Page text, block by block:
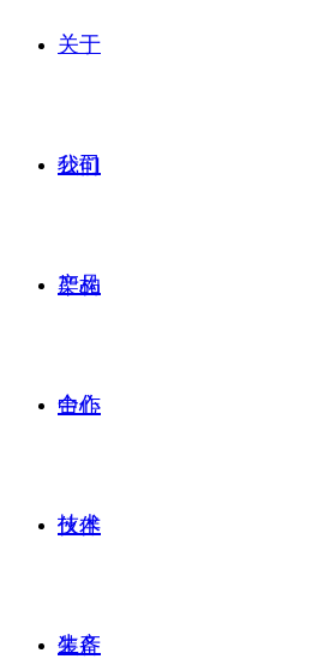
关于
我们
公司
架构
产品
中心
合作
伙伴
技术
装备
生产